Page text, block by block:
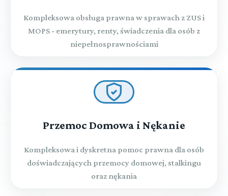
Kompleksowa obsługa prawna w sprawach z ZUS i
MOPS - emerytury, renty, świadczenia dla osób z
niepełnosprawnościami
Przemoc Domowa i Nękanie
Kompleksowa i dyskretna pomoc prawna dla osób
doświadczających przemocy domowej, stalkingu
oraz nękania